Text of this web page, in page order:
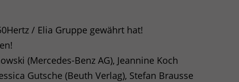
/ Elia Gruppe gewährt hat!
(Mercedes-Benz AG), Jeannine Koch
Gutsche (Beuth Verlag), Stefan Brausse
unsere Besucher unsere